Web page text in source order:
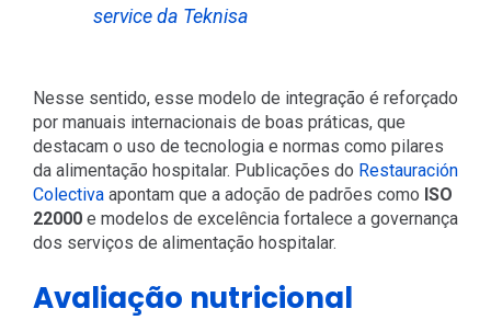
service da Teknisa
Nesse sentido, esse modelo de integração é reforçado
por manuais internacionais de boas práticas, que
destacam o uso de tecnologia e normas como pilares
da alimentação hospitalar. Publicações do Restauración
Colectivaapontam que a adoção de padrões como ISO
22000e modelos de excelência fortalece a governança
dos serviços de alimentação hospitalar.
Avaliação nutricional